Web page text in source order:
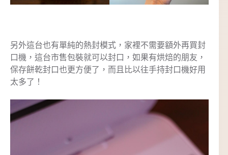
另外這台也有單純的熱封模式，家裡不需要額外再買封
口機，這台市售包裝就可以封口，如果有烘焙的朋友，
保存餅乾封口也更方便了，而且比以往手持封口機好用
太多了！